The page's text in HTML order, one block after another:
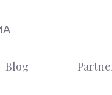
Blog